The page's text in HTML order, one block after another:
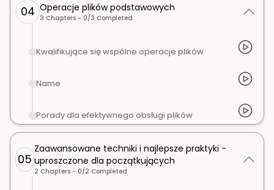
04 Operacje plików podstawowych
3 Chapters - 0/3 Completed
Kwalifikujące się wspólne operacje plików
Name
Porady dla efektywnego obsługi plików
05
Zaawansowane techniki i najlepsze praktyki -
uproszczone dla początkujących
2 Chapters - 0/2 Completed